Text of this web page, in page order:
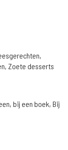
Zoete desserts
bij een boek, Bij